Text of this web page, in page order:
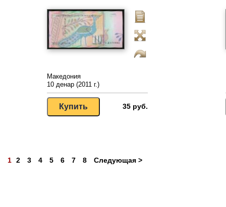
Македония
10 денар (2011 г.)
35 руб.
1 2 3 4 5 6 7 8 Следующая >